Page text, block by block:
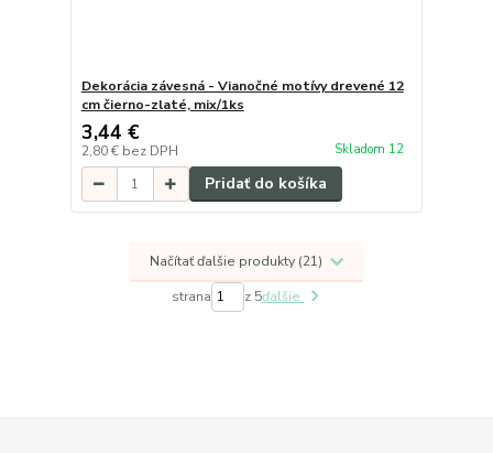
Dekorácia závesná - Vianočné motívy drevené 12
cm čierno-zlaté, mix/1ks
3,44 €
2,80 € bez DPH Skladom 12
Pridať do košíka
Načítať ďalšie produkty (21)
strana z 5ďalšie